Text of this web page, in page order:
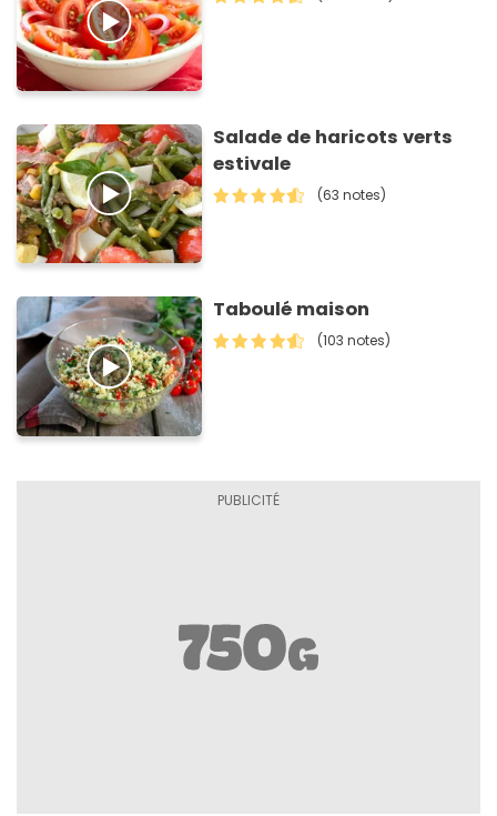
Salade de haricots verts
estivale
(63 notes)
Taboulé maison
(103 notes)